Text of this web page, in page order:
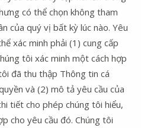
có thể chọn không tham
của quý vị bất kỳ lúc nào. Yêu
xác minh phải (1) cung cấp
tôi xác minh một cách hợp
đã thu thập Thông tin cá
và (2) mô tả yêu cầu của
tiết cho phép chúng tôi hiểu,
cho yêu cầu đó. Chúng tôi